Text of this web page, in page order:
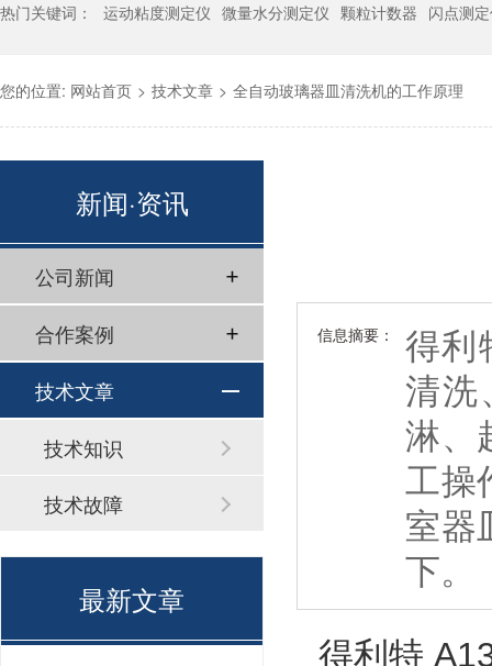
热门关键词： 运动粘度测定仪 微量水分测定仪 颗粒计数器 闪点测
您的位置: 网站首页 > 技术文章 > 全自动玻璃器皿清洗机的工作原理
信息摘要：
得利
清洗
淋、
工操
室器
下。
得利特
新闻·资讯
公司新闻
合作案例
技术文章
技术知识
技术故障
最新文章